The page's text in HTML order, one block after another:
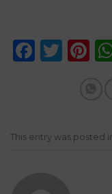
This entry was posted